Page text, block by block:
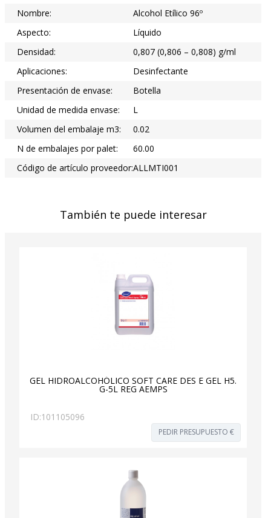
Nombre:
Alcohol Etílico 96º
Aspecto:
Líquido
Densidad:
0,807 (0,806 – 0,808) g/ml
Aplicaciones:
Desinfectante
Presentación de envase:
Botella
Unidad de medida envase:
L
Volumen del embalaje m3:
0.02
N de embalajes por palet:
60.00
Código de artículo proveedor:ALLMTI001
También te puede interesar
GEL HIDROALCOHÓLICO SOFT CARE DES E GEL H5.
G-5L REG AEMPS
ID:101105096
PEDIR PRESUPUESTO €